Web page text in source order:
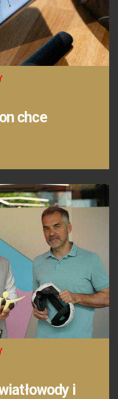
chce
i